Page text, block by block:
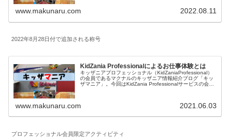
28日にキッザニア東京・キッザニア甲子園でプロアクトが
5つ追加されます。
www.makunaru.com 2022.08.11
2022年8月28日付で追加される称号
KidZania Professionalによるお仕事体験とは
キッザニアプロフェッショナル（KidZaniaProfessional）
の会員であるマクナルのキッザニア情報紹介ブログ「キッ
ザマニア」。今回はKidZania Professionalサービスの会員
www.makunaru.com 2021.06.03
プロフェッショナル会員限定アクティビティ